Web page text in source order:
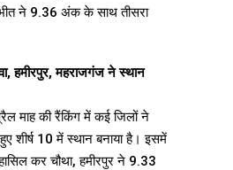
ने 9.36 अंक के साथ तीसरा
हमीरपुर, महराजगंज ने स्थान
माह की रैंकिंग में कई जिलों ने
शीर्ष 10 में स्थान बनाया है। इसमें
कर चौथा, हमीरपुर ने 9.33